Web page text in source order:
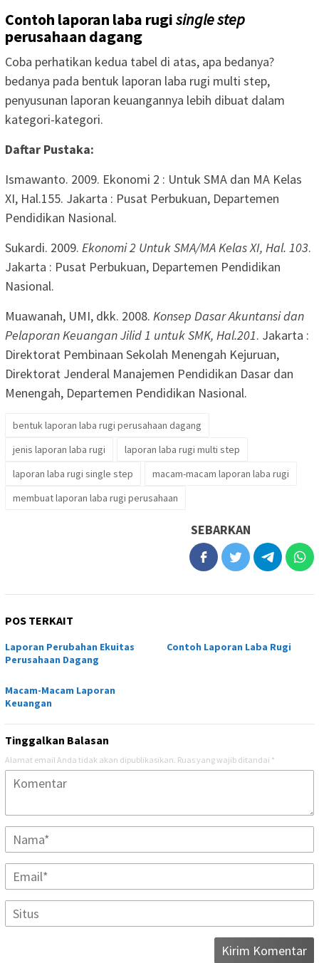
Contoh laporan laba rugisingle step
perusahaan dagang
Coba perhatikan kedua tabel di atas, apa bedanya?
bedanya pada bentuk laporan laba rugi multi step,
penyusunan laporan keuangannya lebih dibuat dalam
kategori-kategori.
Daftar Pustaka:
Ismawanto. 2009. Ekonomi 2 : Untuk SMA dan MA Kelas
XI, Hal.155. Jakarta : Pusat Perbukuan, Departemen
Pendidikan Nasional.
Sukardi. 2009. Ekonomi 2 Untuk SMA/MA Kelas XI, Hal. 103.
Jakarta : Pusat Perbukuan, Departemen Pendidikan
Nasional.
Muawanah, UMI, dkk. 2008. Konsep Dasar Akuntansi dan
Pelaporan Keuangan Jilid 1 untuk SMK, Hal.201. Jakarta :
Direktorat Pembinaan Sekolah Menengah Kejuruan,
Direktorat Jenderal Manajemen Pendidikan Dasar dan
Menengah, Departemen Pendidikan Nasional.
bentuk laporan laba rugi perusahaan dagang
jenis laporan laba rugi
laporan laba rugi multi step
laporan laba rugi single step
macam-macam laporan laba rugi
membuat laporan laba rugi perusahaan
SEBARKAN
POS TERKAIT
Laporan Perubahan Ekuitas
Perusahaan Dagang
Contoh Laporan Laba Rugi
Macam-Macam Laporan
Keuangan
Tinggalkan Balasan
Alamat email Anda tidak akan dipublikasikan. Ruas yang wajib ditandai *